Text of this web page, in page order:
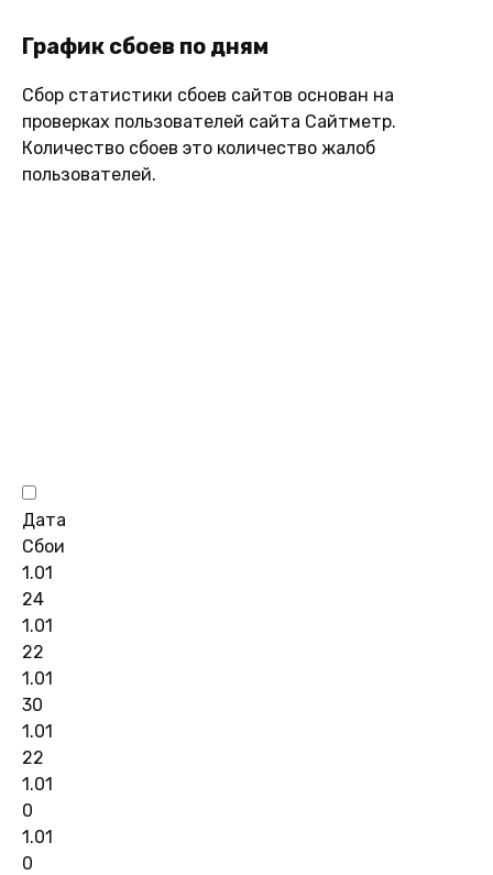
График сбоев по дням
Сбор статистики сбоев сайтов основан на
проверках пользователей сайта Сайтметр.
Количество сбоев это количество жалоб
пользователей.
Дата
Сбои
1.01
24
1.01
22
1.01
30
1.01
22
1.01
0
1.01
0